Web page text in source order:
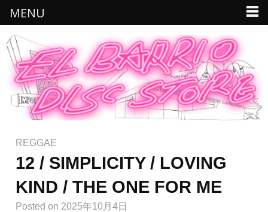
REGGAE
12 / SIMPLICITY / LOVING
KIND / THE ONE FOR ME
Posted on 2025年10月4日
MENU